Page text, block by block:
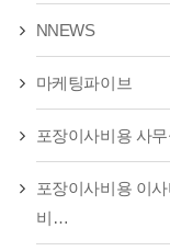
NNEWS
마케팅파이브
포장이사비용 사
포장이사비용 이
비…